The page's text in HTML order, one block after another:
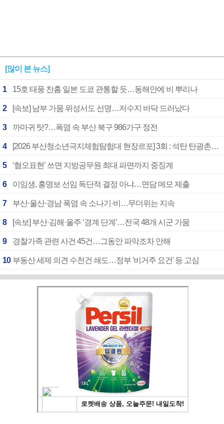
[많이 본 뉴스]
1 15호 태풍 찬홈 일본 도쿄 관통할 듯…동해안에 비 뿌리나
2 [속보] 남부 가뭄 위성서도 선명…저수지 바닥 드러났다
3 까마귀 탓?…폭염 속 부산 북구 986가구 정전
4 [2026 부산청소년극지체험탐험대 현장르포] 3회 : 석탄 탄광촌에서 북극 연구의 중심지로
5 ‘혐오표현’ 쓰면 지방공무원 최대 파면까지 중징계
6 이임생, 홍명보 선임 독단적 결정 아냐…면담 메모 제출
7 부산·울산·경남 폭염 속 소나기·비…무더위는 지속
8 [속보] 부산·김해·울주 ‘경계 단계’…전국 48개 시군 가뭄
9 경찰가족 관련 사건 45건…그동안 파악조차 안해
10 부동산 세제 의견 수천건 쇄도…정부 '비거주 요건' 등 고심